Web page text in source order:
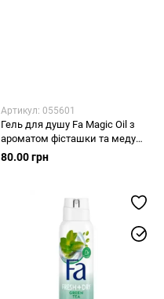
Артикул: 055601
Гель для душу Fa Magic Oil з
ароматом фісташки та меду
250 мл
80.00 грн